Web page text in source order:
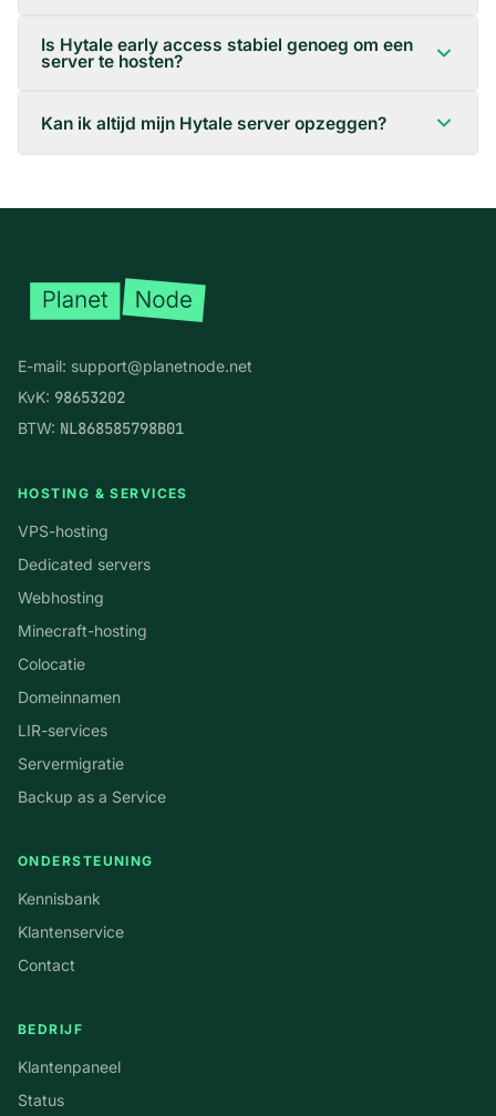
Is Hytale early access stabiel genoeg om een
server te hosten?
Kan ik altijd mijn Hytale server opzeggen?
E-mail: support@planetnode.net
KvK: 98653202
BTW: NL868585798B01
HOSTING & SERVICES
VPS-hosting
Dedicated servers
Webhosting
Minecraft-hosting
Colocatie
Domeinnamen
LIR-services
Servermigratie
Backup as a Service
ONDERSTEUNING
Kennisbank
Klantenservice
Contact
BEDRIJF
Klantenpaneel
Status